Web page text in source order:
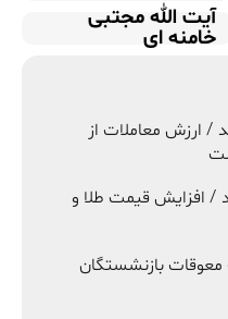
آیت الله مجتبی
خامنه ای
ارزش معاملات از
/ افزایش قیمت طلا و
بازنشستگان